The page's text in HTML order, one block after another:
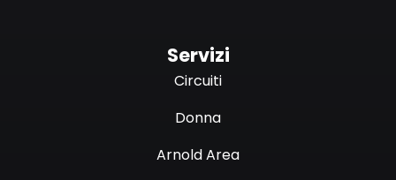
Servizi
Circuiti
Donna
Arnold Area